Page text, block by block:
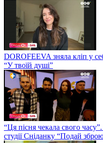
DOROFEEVA зняла кліп у
“У твоїй душі”
“Ця пісня чекала свого
студії Сніданку “Подай